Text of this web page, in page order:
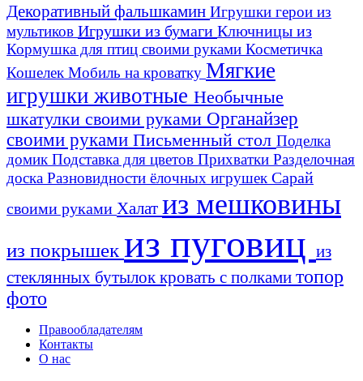
Декоративный фальшкамин Игрушки герои из
мультиков Игрушки из бумаги Ключницы из
Кормушка для птиц своими руками Косметичка
Кошелек Мобиль на кроватку Мягкие
игрушки животные Необычные
шкатулки своими руками Органайзер
своими руками Письменный стол Поделка
домик Подставка для цветов Прихватки Разделочная
доска Разновидности ёлочных игрушек Сарай
своими руками Халат из мешковины
из покрышек из пуговиц из
стеклянных бутылоккровать с полками топор
фото
Правообладателям
Контакты
О нас